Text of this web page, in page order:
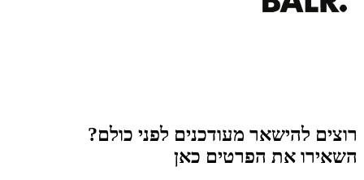
רוצים להישאר מעודכנים לפני כולם?
השאירו את הפרטים כאן